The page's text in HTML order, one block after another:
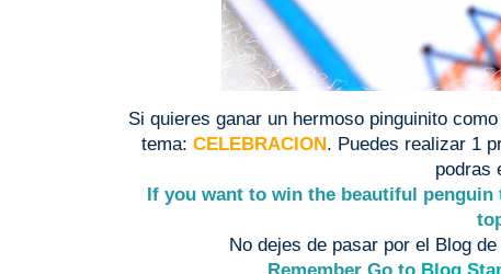
Si quieres ganar un hermoso pinguinito
tema: CELEBRACION. Puedes realizar 1
podras
If you want to win the beautiful
No dejes de pasar por el Blog